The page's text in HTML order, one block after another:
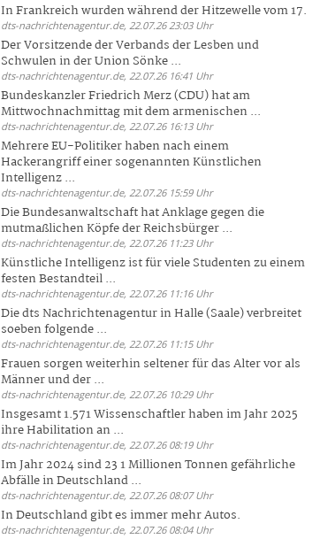
In Frankreich wurden während der Hitzewelle vom 17.
dts-nachrichtenagentur.de, 22.07.26 23:03 Uhr
Der Vorsitzende der Verbands der Lesben und
Schwulen in der Union Sönke ...
dts-nachrichtenagentur.de, 22.07.26 16:41 Uhr
Bundeskanzler Friedrich Merz (CDU) hat am
Mittwochnachmittag mit dem armenischen ...
dts-nachrichtenagentur.de, 22.07.26 16:13 Uhr
Mehrere EU-Politiker haben nach einem
Hackerangriff einer sogenannten Künstlichen
Intelligenz ...
dts-nachrichtenagentur.de, 22.07.26 15:59 Uhr
Die Bundesanwaltschaft hat Anklage gegen die
mutmaßlichen Köpfe der Reichsbürger ...
dts-nachrichtenagentur.de, 22.07.26 11:23 Uhr
Künstliche Intelligenz ist für viele Studenten zu einem
festen Bestandteil ...
dts-nachrichtenagentur.de, 22.07.26 11:16 Uhr
Die dts Nachrichtenagentur in Halle (Saale) verbreitet
soeben folgende ...
dts-nachrichtenagentur.de, 22.07.26 11:15 Uhr
Frauen sorgen weiterhin seltener für das Alter vor als
Männer und der ...
dts-nachrichtenagentur.de, 22.07.26 10:29 Uhr
Insgesamt 1.571 Wissenschaftler haben im Jahr 2025
ihre Habilitation an ...
dts-nachrichtenagentur.de, 22.07.26 08:19 Uhr
Im Jahr 2024 sind 23 1 Millionen Tonnen gefährliche
Abfälle in Deutschland ...
dts-nachrichtenagentur.de, 22.07.26 08:07 Uhr
In Deutschland gibt es immer mehr Autos.
dts-nachrichtenagentur.de, 22.07.26 08:04 Uhr